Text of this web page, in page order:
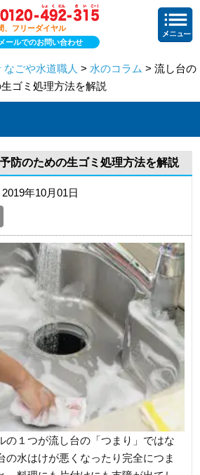
、フリーダイヤル
メールでのお問い合わせ
ごや水道職人 > 水のコラム > 流し台の
ゴミ処理方法を解説
防のための生ゴミ処理方法を解説
年10月01日
の１つが流し台の「つまり」ではな
の水はけが悪くなったり完全につま